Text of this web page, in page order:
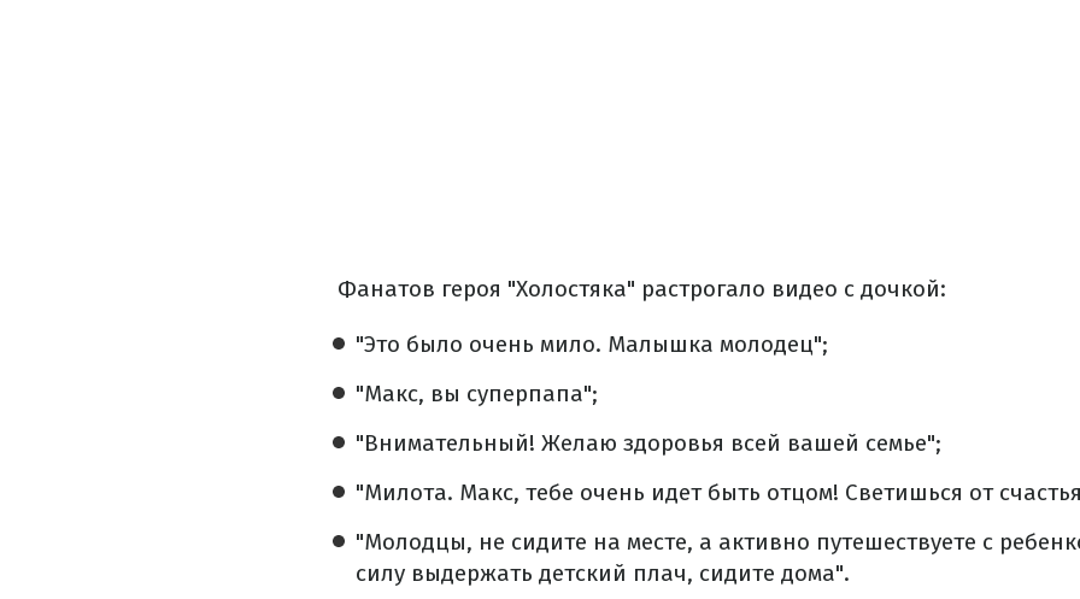
Фанатов героя "Холостяка" растрогало видео с дочкой:
"Это было очень мило. Малышка молодец";
"Макс, вы суперпапа";
"Внимательный! Желаю здоровья всей вашей семье";
"Милота. Макс, тебе очень идет быть отцом! Светишься от
"Молодцы, не сидите на месте, а активно путешествуете с
силу выдержать детский плач, сидите дома".